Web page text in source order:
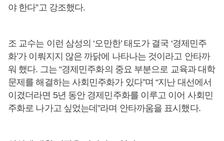
야 한다”고 강조했다.
조 교수는 이런 삼성의 ‘오만한’ 태도가 결국 ‘경제민주
화’가 이뤄지지 않은 까닭에 나타나는 것이라고 안타까
워 했다. 그는 “경제민주화의 중요 부분으로 교육과 대학
문제를 해결하는 사회민주화가 있다”며 “지난 대선에서
이겼더라면 5년 동안 경제민주화를 이루고 이어 사회민
주화로 나가고 싶었는데”라며 안타까움을 표시했다.